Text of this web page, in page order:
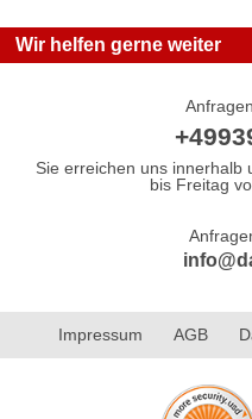
Wir helfen gerne weiter
Sie erreichen uns innerhalb
bis Freitag
Impressum AGB